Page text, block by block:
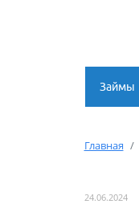
Займы
Главная
24.06.2024